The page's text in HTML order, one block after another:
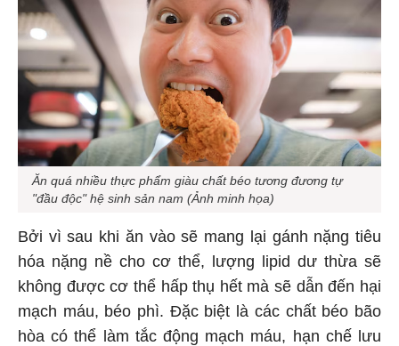
Ăn quá nhiều thực phẩm giàu chất béo tương đương tự
"đầu độc" hệ sinh sản nam (Ảnh minh họa)
Bởi vì sau khi ăn vào sẽ mang lại gánh nặng tiêu
hóa nặng nề cho cơ thể, lượng lipid dư thừa sẽ
không được cơ thể hấp thụ hết mà sẽ dẫn đến hại
mạch máu, béo phì. Đặc biệt là các chất béo bão
hòa có thể làm tắc động mạch máu, hạn chế lưu